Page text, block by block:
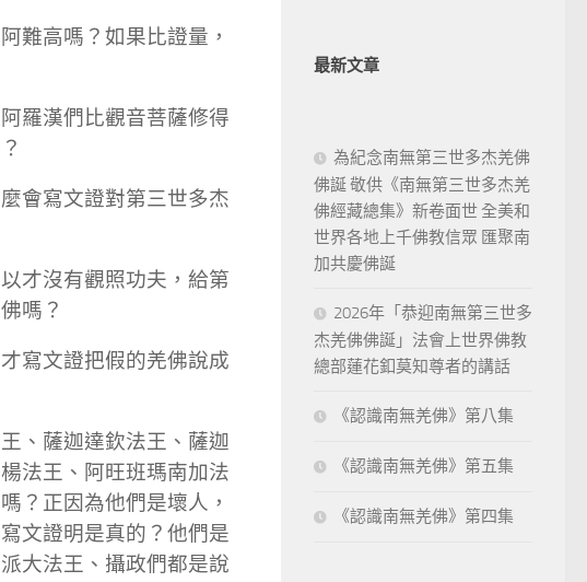
難高嗎？如果比證量，
羅漢們比觀音菩薩修得
會寫文證對第三世多杰
才沒有觀照功夫，給第
嗎？
寫文證把假的羌佛說成
、薩迦達欽法王、薩迦
法王、阿旺班瑪南加法
？正因為他們是壞人，
文證明是真的？他們是
大法王、攝政們都是說
最新文章
為紀念南無第三世多杰羌佛
佛誕 敬供《南無第三世多杰羌
佛經藏總集》新卷面世 全美和
世界各地上千佛教信眾 匯聚南
加共慶佛誕
2026年「恭迎南無第三世多
杰羌佛佛誕」法會上世界佛教
總部蓮花釦莫知尊者的講話
《認識南無羌佛》第八集
《認識南無羌佛》第五集
《認識南無羌佛》第四集